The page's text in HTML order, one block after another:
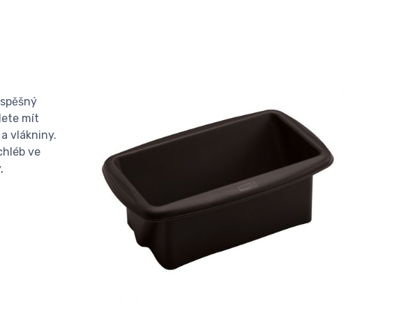
mít
vlákniny.
ve